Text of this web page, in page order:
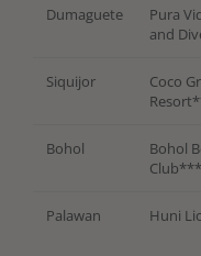
Dumaguete
Pura
and
Siquijor
Coco
Bohol
Bohol
Club***
Palawan Huni